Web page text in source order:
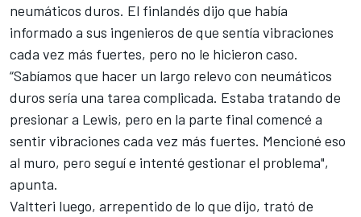
neumáticos duros. El finlandés dijo que había
informado a sus ingenieros de que sentía vibraciones
cada vez más fuertes, pero no le hicieron caso.
“Sabíamos que hacer un largo relevo con neumáticos
duros sería una tarea complicada. Estaba tratando de
presionar a Lewis, pero en la parte final comencé a
sentir vibraciones cada vez más fuertes. Mencioné eso
al muro, pero seguí e intenté gestionar el problema",
apunta.
Valtteri luego, arrepentido de lo que dijo, trató de